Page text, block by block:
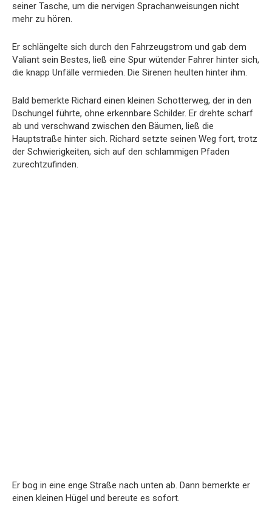
seiner Tasche, um die nervigen Sprachanweisungen nicht
mehr zu hören.
Er schlängelte sich durch den Fahrzeugstrom und gab dem
Valiant sein Bestes, ließ eine Spur wütender Fahrer hinter sich,
die knapp Unfälle vermieden. Die Sirenen heulten hinter ihm.
Bald bemerkte Richard einen kleinen Schotterweg, der in den
Dschungel führte, ohne erkennbare Schilder. Er drehte scharf
ab und verschwand zwischen den Bäumen, ließ die
Hauptstraße hinter sich. Richard setzte seinen Weg fort, trotz
der Schwierigkeiten, sich auf den schlammigen Pfaden
zurechtzufinden.
Er bog in eine enge Straße nach unten ab. Dann bemerkte er
einen kleinen Hügel und bereute es sofort.